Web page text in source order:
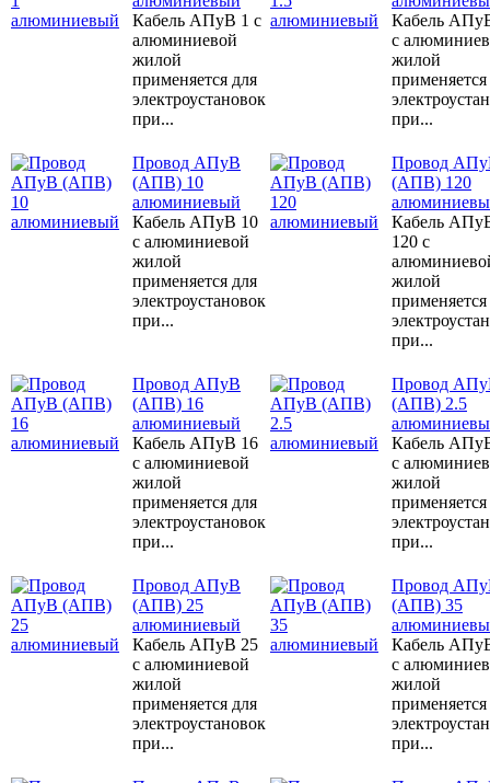
Кабель АПуВ 1 с
алюминиевой
жилой
применяется для
электроустановок
при...
Кабель
с
жилой
применяется
при...
Провод АПуВ
(АПВ) 10
алюминиевый
Кабель АПуВ 10
с алюминиевой
жилой
применяется для
электроустановок
при...
Провод
(АПВ) 120
Кабель
120 с
жилой
применяется
при...
Провод АПуВ
(АПВ) 16
алюминиевый
Кабель АПуВ 16
с алюминиевой
жилой
применяется для
электроустановок
при...
Провод
(АПВ) 2.5
Кабель
с
жилой
применяется
при...
Провод АПуВ
(АПВ) 25
алюминиевый
Кабель АПуВ 25
с алюминиевой
жилой
применяется для
электроустановок
при...
Провод
(АПВ) 35
Кабель
с
жилой
применяется
при...